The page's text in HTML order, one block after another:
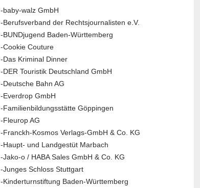
-baby-walz GmbH
-Berufsverband der Rechtsjournalisten e.V.
-BUNDjugend Baden-Württemberg
-Cookie Couture
-Das Kriminal Dinner
-DER Touristik Deutschland GmbH
-Deutsche Bahn AG
-Everdrop GmbH
-Familienbildungsstätte Göppingen
-Fleurop AG
-Franckh-Kosmos Verlags-GmbH & Co. KG
-Haupt- und Landgestüt Marbach
-Jako-o / HABA Sales GmbH & Co. KG
-Junges Schloss Stuttgart
-Kinderturnstiftung Baden-Württemberg